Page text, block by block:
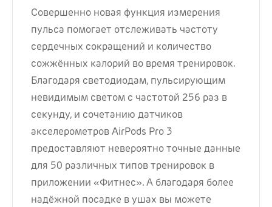
Совершенно новая функция измерения
пульса помогает отслеживать частоту
сердечных сокращений и количество
сожжённых калорий во время тренировок.
Благодаря светодиодам, пульсирующим
невидимым светом с частотой 256 раз в
секунду, и сочетанию датчиков
акселерометров AirPods Pro 3
предоставляют невероятно точные данные
для 50 различных типов тренировок в
приложении «Фитнес». А благодаря более
надёжной посадке в ушах вы можете